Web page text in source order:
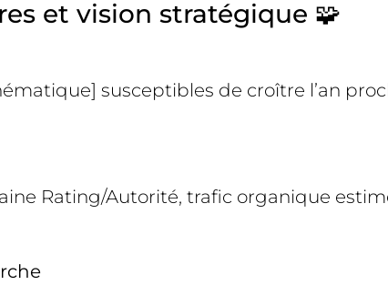
et vision stratégique 🧩
susceptibles de croître l’an
Rating/Autorité, trafic organique